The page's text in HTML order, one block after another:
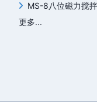
MS-8八位磁力搅
更多...